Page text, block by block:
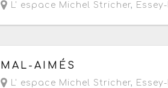
L' espace Michel Stricher,
Du samedi 29 juin au dimanche 7
MAL-AIMÉS
L' espace Michel Stricher,